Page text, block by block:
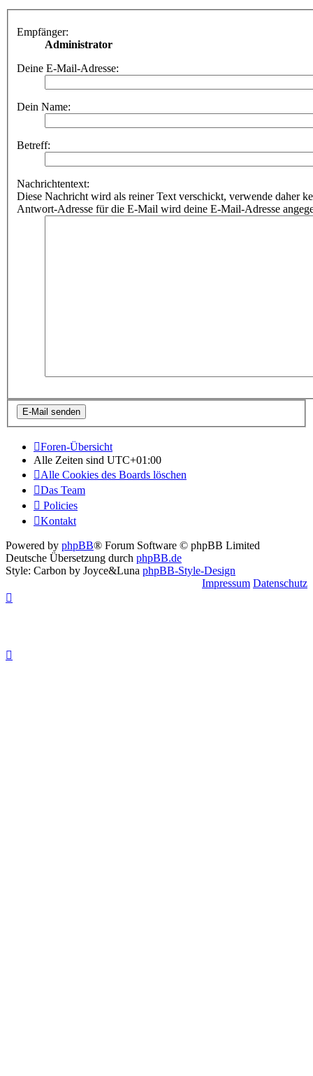
Empfänger:
Administrator
Deine E-Mail-Adresse:
Dein Name:
Betreff:
Nachrichtentext:
Diese Nachricht wird als reiner Text verschickt, verwende daher
Antwort-Adresse für die E-Mail wird deine E-Mail-Adresse
Foren-Übersicht
Alle Zeiten sind UTC+01:00
Alle Cookies des Boards löschen
Das Team
Policies
Kontakt
Powered by phpBB® Forum Software © phpBB Limited
Deutsche Übersetzung durch phpBB.de
Style: Carbon by Joyce&Luna phpBB-Style-Design
Impressum Datenschutz